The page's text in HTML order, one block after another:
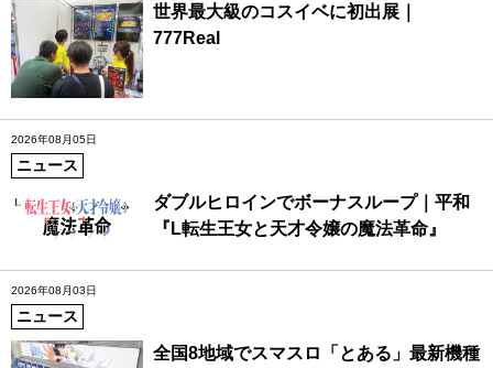
世界最大級のコスイベに初出展｜
777Real
2026年08月05日
ニュース
ダブルヒロインでボーナスループ｜平和
『L転生王女と天才令嬢の魔法革命』
2026年08月03日
ニュース
全国8地域でスマスロ「とある」最新機種